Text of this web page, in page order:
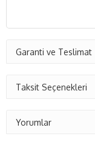
Garanti ve Teslimat
Taksit Seçenekleri
Yorumlar